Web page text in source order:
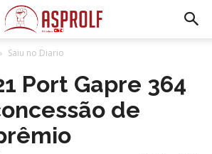
Saiu no Diario
Port Gapre 364
de